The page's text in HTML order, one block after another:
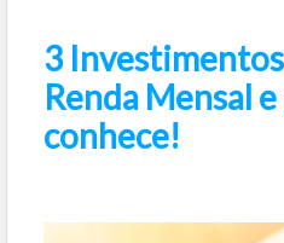
3
Renda Mensal
conhece!